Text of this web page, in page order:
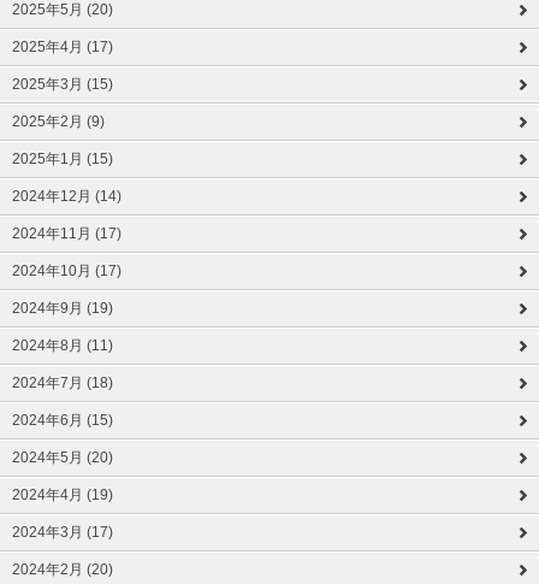
2025年5月 (20)
2025年4月 (17)
2025年3月 (15)
2025年2月 (9)
2025年1月 (15)
2024年12月 (14)
2024年11月 (17)
2024年10月 (17)
2024年9月 (19)
2024年8月 (11)
2024年7月 (18)
2024年6月 (15)
2024年5月 (20)
2024年4月 (19)
2024年3月 (17)
2024年2月 (20)